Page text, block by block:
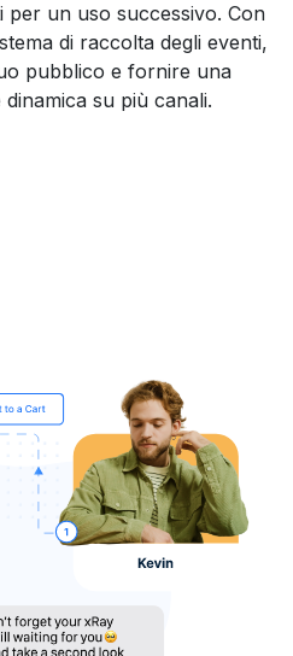
per un uso successivo. Con
di raccolta degli eventi,
pubblico e fornire una
su più canali.